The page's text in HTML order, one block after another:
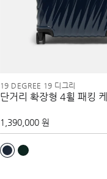
19 DEGREE 19 디그리
단거리 확장형 4휠 패킹
1,390,000 원